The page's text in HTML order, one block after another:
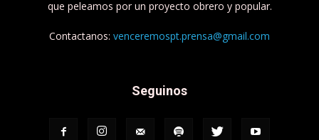
que peleamos por un proyecto obrero y popular.
Contactanos: venceremospt.prensa@gmail.com
Seguinos